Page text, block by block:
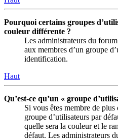
Pourquoi certains groupes
couleur différente ?
Les administrateurs du
aux membres d’un groupe
identification.
Haut
Qu’est-ce qu’un « groupe
Si vous êtes membre de
groupe d’utilisateurs par
quelle sera la couleur et le
défaut. Les administrateurs